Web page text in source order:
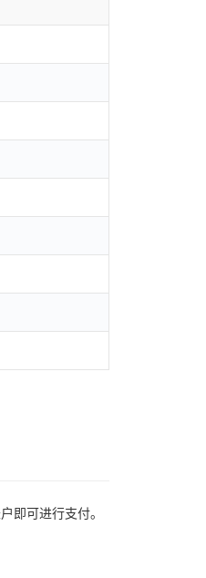
即可进行支付。